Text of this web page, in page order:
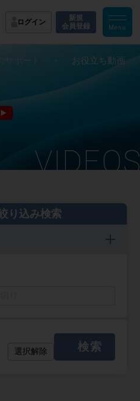
ログイン
新規
会員登録
お役立ち動画
り込み検索
選択解除 検索